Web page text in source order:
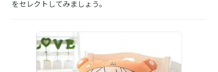
をセレクトしてみましょう。